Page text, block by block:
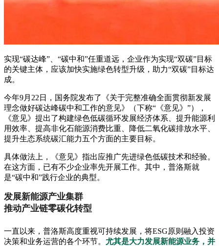
实现“碳达峰”、“碳中和”任重道远，企业作为实现“双碳”目标
的关键主体，应该加快实施绿色转型升级，助力“双碳”目标达
成。
今年9月22日，国务院发布了《关于完整准确全面贯彻新发展
理念做好碳达峰碳中和工作的意见》（下称“《意见》”），
《意见》提出了构建绿色低碳循环发展经济体系、提升能源利
用效率、提高非化石能源消费比重、降低二氧化碳排放水平、
提升生态系统碳汇能力五个方面的主要目标。
具体做法上，《意见》指出应推广先进绿色低碳技术和经验。
在这方面，已有不少企业率先开展工作。其中，普洛斯就
是“碳中和”践行企业的典型。
发展新能源产业集群
推动产业链零碳化转型
一直以来，普洛斯高度重视可持续发展，将ESG原则融入投资
决策和业务运营的各个环节。 尤其是大力发展新能源业务，并